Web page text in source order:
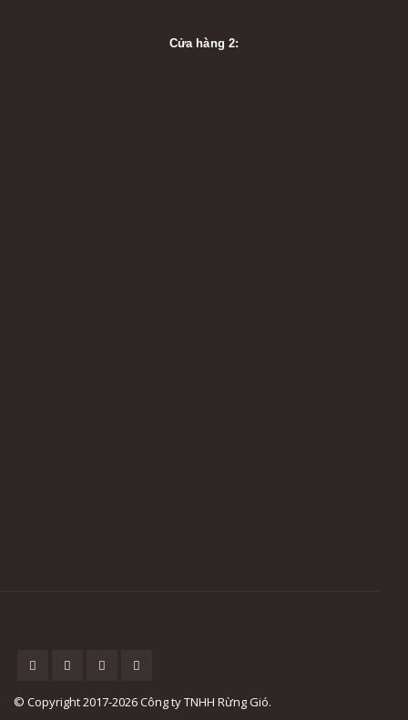
Cửa hàng 2:
© Copyright 2017-2026 Công ty TNHH Rừng Gió.